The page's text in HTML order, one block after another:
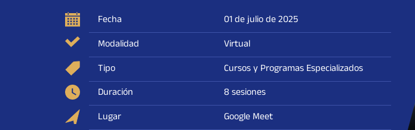
Fecha
01 de julio de 2025
Modalidad
Virtual
Tipo
Cursos y Programas Especializados
Duración
8 sesiones
Lugar
Google Meet